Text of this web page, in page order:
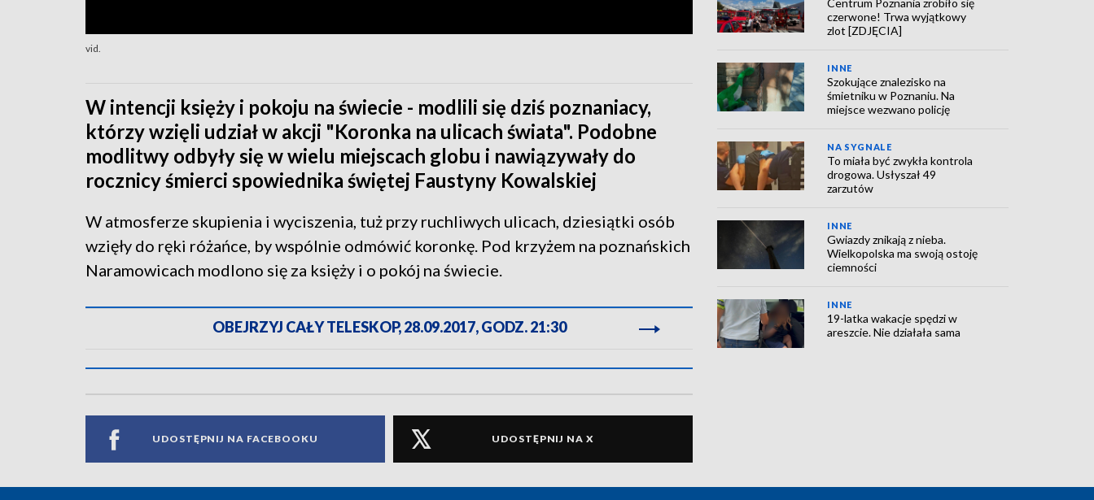
vid.
W intencji księży i pokoju na świecie - modlili się dziś poznaniacy,
którzy wzięli udział w akcji "Koronka na ulicach świata". Podobne
modlitwy odbyły się w wielu miejscach globu i nawiązywały do
rocznicy śmierci spowiednika świętej Faustyny Kowalskiej
W atmosferze skupienia i wyciszenia, tuż przy ruchliwych ulicach, dziesiątki osób
wzięły do ręki różańce, by wspólnie odmówić koronkę. Pod krzyżem na poznańskich
Naramowicach modlono się za księży i o pokój na świecie.
OBEJRZYJ CAŁY TELESKOP, 28.09.2017, GODZ. 21:30
UDOSTĘPNIJ NA FACEBOOKU UDOSTĘPNIJ NA X
czerwone! Trwa wyjątkowy
zlot [ZDJĘCIA]
INNE
Szokujące znalezisko na
śmietniku w Poznaniu. Na
miejsce wezwano policję
NA SYGNALE
To miała być zwykła kontrola
drogowa. Usłyszał 49
zarzutów
INNE
Gwiazdy znikają z nieba.
Wielkopolska ma swoją ostoję
ciemności
INNE
19-latka wakacje spędzi w
areszcie. Nie działała sama